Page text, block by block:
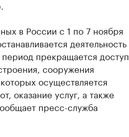
в России с 1 по 7 ноября
деятельность
прекращается доступ
сооружения
осуществляется
оказание услуг, а также
пресс-служба